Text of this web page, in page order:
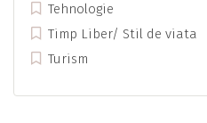
Tehnologie
Timp Liber/ Stil de viata
Turism